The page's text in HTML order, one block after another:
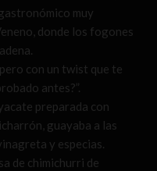
muy
donde los fogones
con un twist que te
antes?”.
preparada con
guayaba a las
y especias.
de chimichurri de